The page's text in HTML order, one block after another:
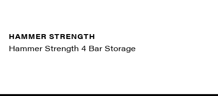
HAMMER STRENGTH
Hammer Strength 4 Bar Storage